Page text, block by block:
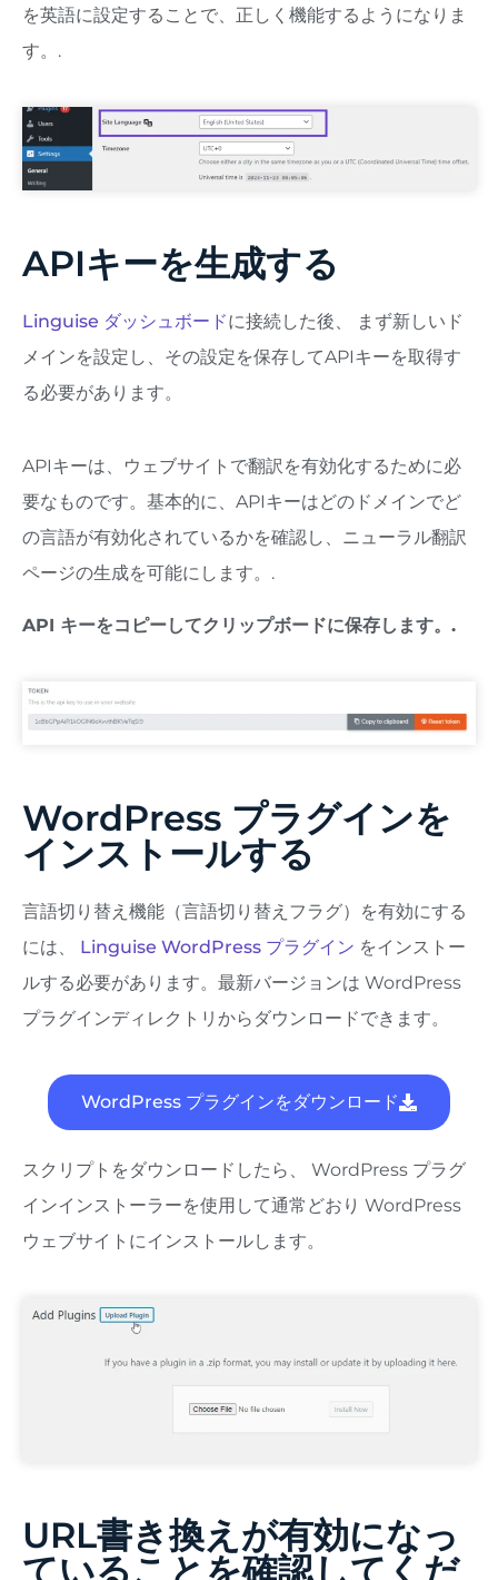
を英語に設定することで、正しく機能するようになりま
す。.
APIキーを生成する
Linguise ダッシュボードに接続した後、
まず新しいド
メインを設定し、その設定を保存してAPIキーを取得す
る必要があります。
APIキーは、ウェブサイトで翻訳を有効化するために必
要なものです。基本的に、APIキーはどのドメインでど
の言語が有効化されているかを確認し、ニューラル翻訳
ページの生成を可能にします。.
API キーをコピーしてクリップボードに保存します。.
WordPress プラグインを
インストールする
言語切り替え機能（言語切り替えフラグ）を有効にする
には、 Linguise WordPress プラグイン をインストー
ルする必要があります。最新バージョンは WordPress
プラグインディレクトリからダウンロードできます。
WordPress プラグインをダウンロード
スクリプトをダウンロードしたら、 WordPress プラグ
インインストーラーを使用して通常どおり WordPress
ウェブサイトにインストールします。
URL書き換えが有効になっ
ていることを確認してくだ